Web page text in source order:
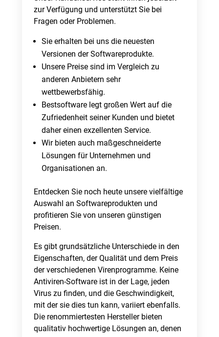
zur Verfügung und unterstützt Sie bei
Fragen oder Problemen.
Sie erhalten bei uns die neuesten
Versionen der Softwareprodukte.
Unsere Preise sind im Vergleich zu
anderen Anbietern sehr
wettbewerbsfähig.
Bestsoftware legt großen Wert auf die
Zufriedenheit seiner Kunden und bietet
daher einen exzellenten Service.
Wir bieten auch maßgeschneiderte
Lösungen für Unternehmen und
Organisationen an.
Entdecken Sie noch heute unsere vielfältige
Auswahl an Softwareprodukten und
profitieren Sie von unseren günstigen
Preisen.
Es gibt grundsätzliche Unterschiede in den
Eigenschaften, der Qualität und dem Preis
der verschiedenen Virenprogramme. Keine
Antiviren-Software ist in der Lage, jeden
Virus zu finden, und die Geschwindigkeit,
mit der sie dies tun kann, variiert ebenfalls.
Die renommiertesten Hersteller bieten
qualitativ hochwertige Lösungen an, denen